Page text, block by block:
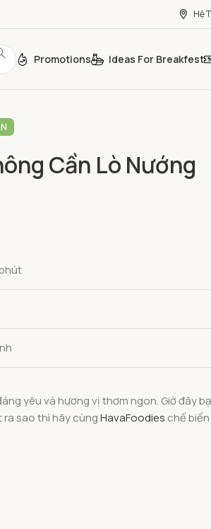
Hệ
Promotions Ideas For Breakfest
Cần Lò Nướng
yêu và hương vị thơm ngon. Giờ đây
ra sao thì hãy cùngHavaFoodies chế